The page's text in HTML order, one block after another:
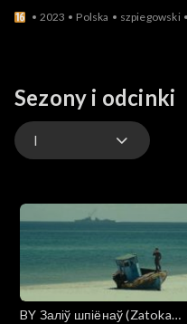
2023 Polska szpiegowski
Sezony i odcinki
I
BY Заліў шпіёнаў (Zatoka